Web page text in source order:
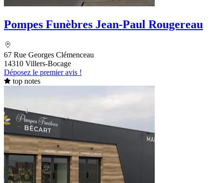
Pompes Funèbres Jean-Paul Rougereau
67 Rue Georges Clémenceau
14310 Villers-Bocage
Déposez le premier avis !
top notes